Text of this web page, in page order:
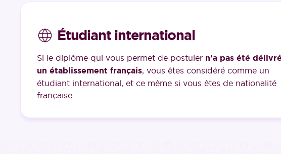
Étudiant international
Si le diplôme qui vous permet de postuler n'a pas été
un établissement français, vous êtes considéré comme un
étudiant international, et ce même si vous êtes de nationalité
française.